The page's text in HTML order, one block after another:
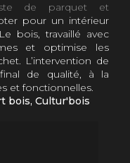
de parquet et
pour un intérieur
bois, travaillé avec
et optimise les
L’intervention de
de qualité, à la
et fonctionnelles.
bois, Cultur'bois